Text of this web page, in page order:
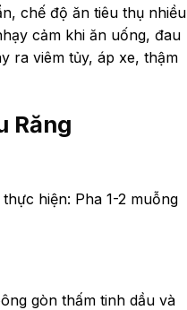
chế độ ăn tiêu thụ nhiều
cảm khi ăn uống, đau
ra viêm tủy, áp xe, thậm
Răng
hiện: Pha 1-2 muỗng
gòn thấm tinh dầu và